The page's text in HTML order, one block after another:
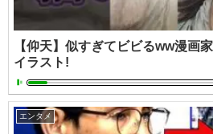
【仰天】似すぎてビビるww漫画
イラスト!
エンタメ